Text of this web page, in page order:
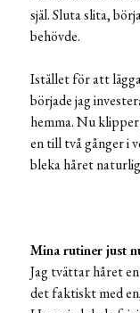
själ. Sluta slita,
behövde.
Istället för att
började jag
hemma. Nu
en till två gånger i
bleka håret
Mina rutiner just
Jag tvättar håret
det faktiskt med